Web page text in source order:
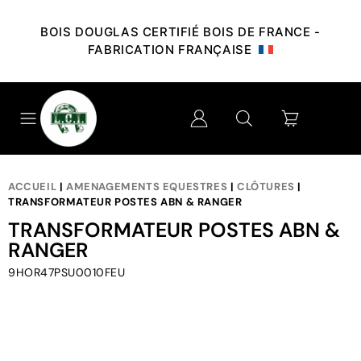
BOIS DOUGLAS CERTIFIÉ BOIS DE FRANCE -
FABRICATION FRANÇAISE
ACCUEIL |AMENAGEMENTS EQUESTRES |CLÔTURES |
TRANSFORMATEUR POSTES ABN & RANGER
TRANSFORMATEUR POSTES ABN &
RANGER
9HOR47PSU0010FEU